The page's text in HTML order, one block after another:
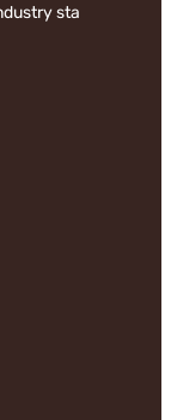
sta